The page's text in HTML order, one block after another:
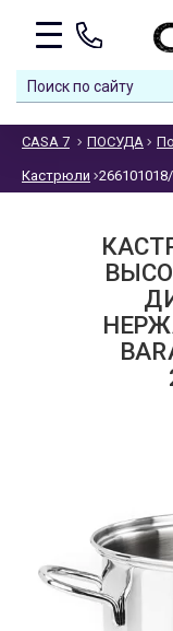
CASA 7 ПОСУДА
Кастрюли